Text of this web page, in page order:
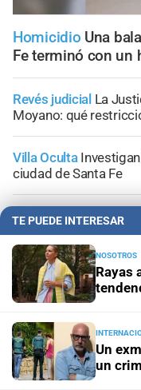
Homicidio Una
Fe terminó con un
Revés judicial La
Moyano: qué
Villa Oculta
ciudad de Santa Fe
Hay siete heridos
metros de La
Tribunales Prisión
acusados por un
Santa Fe
TE PUEDE INTERESAR
NOSOTROS
Rayas
Un
un